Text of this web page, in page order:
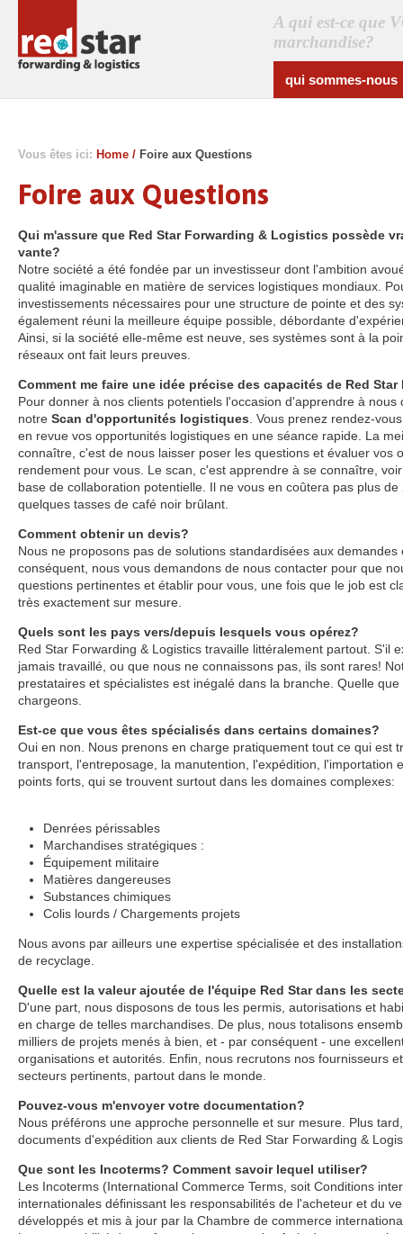
A qui est-ce que
marchandise?
qui sommes-nous
Vous êtes ici: Home / Foire aux Questions
Foire aux Questions
Qui m'assure que Red Star Forwarding & Logistics possède
vante?
Notre société a été fondée par un investisseur dont l'ambition
qualité imaginable en matière de services logistiques mondiaux.
investissements nécessaires pour une structure de pointe et des
également réuni la meilleure équipe possible, débordante
Ainsi, si la société elle-même est neuve, ses systèmes sont à la
réseaux ont fait leurs preuves.
Comment me faire une idée précise des capacités de Red
Pour donner à nos clients potentiels l'occasion d'apprendre à
notre Scan d'opportunités logistiques . Vous prenez rendez-
en revue vos opportunités logistiques en une séance rapide. La
connaître, c'est de nous laisser poser les questions et évaluer vos
rendement pour vous. Le scan, c'est apprendre à se connaître,
base de collaboration potentielle. Il ne vous en coûtera pas plus
quelques tasses de café noir brûlant.
Comment obtenir un devis?
Nous ne proposons pas de solutions standardisées aux
conséquent, nous vous demandons de nous contacter pour que
questions pertinentes et établir pour vous, une fois que le job est
très exactement sur mesure.
Quels sont les pays vers/depuis lesquels vous opérez?
Red Star Forwarding & Logistics travaille littéralement partout. S'il
jamais travaillé, ou que nous ne connaissons pas, ils sont rares!
prestataires et spécialistes est inégalé dans la branche. Quelle
chargeons.
Est-ce que vous êtes spécialisés dans certains domaines?
Oui en non. Nous prenons en charge pratiquement tout ce qui est
transport, l'entreposage, la manutention, l'expédition, l'importation
points forts, qui se trouvent surtout dans les domaines complexes:
Denrées périssables
Marchandises stratégiques :
Équipement militaire
Matières dangereuses
Substances chimiques
Colis lourds / Chargements projets
Nous avons par ailleurs une expertise spécialisée et des
de recyclage.
Quelle est la valeur ajoutée de l'équipe Red Star dans les
D'une part, nous disposons de tous les permis, autorisations et
en charge de telles marchandises. De plus, nous totalisons
milliers de projets menés à bien, et - par conséquent - une
organisations et autorités. Enfin, nous recrutons nos fournisseurs
secteurs pertinents, partout dans le monde.
Pouvez-vous m'envoyer votre documentation?
Nous préférons une approche personnelle et sur mesure. Plus
documents d'expédition aux clients de Red Star Forwarding &
Que sont les Incoterms? Comment savoir lequel utiliser?
Les Incoterms (International Commerce Terms, soit Conditions
internationales définissant les responsabilités de l'acheteur et du
développés et mis à jour par la Chambre de commerce